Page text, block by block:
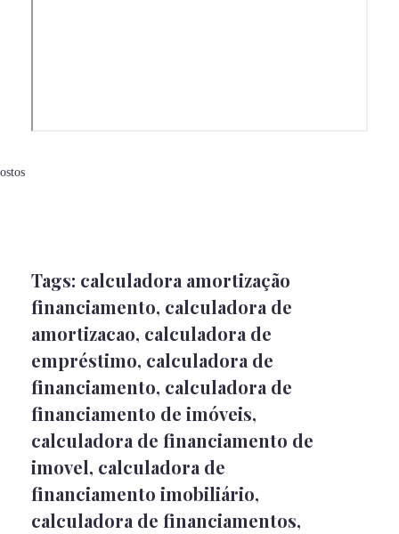
Tags: calculadora amortização
financiamento, calculadora de
amortizacao, calculadora de
empréstimo, calculadora de
financiamento, calculadora de
financiamento de imóveis,
calculadora de financiamento de
imovel, calculadora de
financiamento imobiliário,
calculadora de financiamentos,